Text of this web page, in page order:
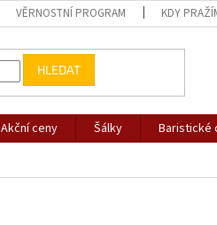
VĚRNOSTNÍ PROGRAM KDY
HLEDAT
Akční ceny Šálky Baristické